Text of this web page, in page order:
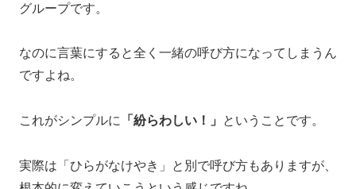
グループです。
なのに言葉にすると全く一緒の呼び方になってしまうん
ですよね。
これがシンプルに 「紛らわしい！」 ということです。
実際は「ひらがなけやき」と別で呼び方もありますが、